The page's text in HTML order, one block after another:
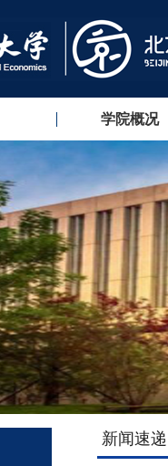
学院概况
新闻速递